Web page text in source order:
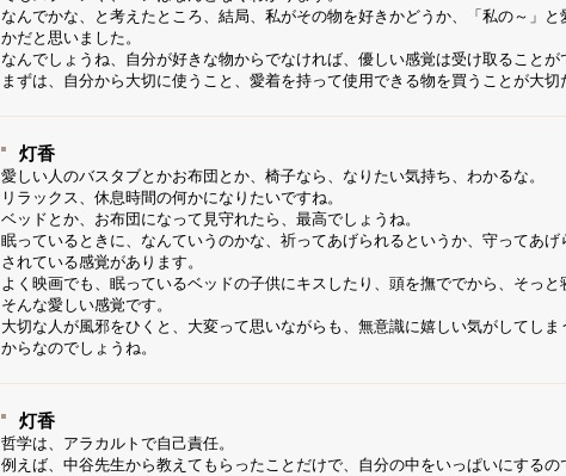
なんでかな、と考えたところ、結局、私がその物を好きかどうか、「私の～」
かだと思いました。
なんでしょうね、自分が好きな物からでなければ、優しい感覚は受け取ることが
まずは、自分から大切に使うこと、愛着を持って使用できる物を買うことが大切
灯香
愛しい人のバスタブとかお布団とか、椅子なら、なりたい気持ち、わかるな。
リラックス、休息時間の何かになりたいですね。
ベッドとか、お布団になって見守れたら、最高でしょうね。
眠っているときに、なんていうのかな、祈ってあげられるというか、守ってあ
されている感覚があります。
よく映画でも、眠っているベッドの子供にキスしたり、頭を撫ででから、そっと
そんな愛しい感覚です。
大切な人が風邪をひくと、大変って思いながらも、無意識に嬉しい気がしてし
からなのでしょうね。
灯香
哲学は、アラカルトで自己責任。
例えば、中谷先生から教えてもらったことだけで、自分の中をいっぱいにする